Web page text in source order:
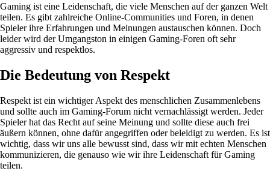
Gaming ist eine Leidenschaft, die viele Menschen auf der ganzen Welt
teilen. Es gibt zahlreiche Online-Communities und Foren, in denen
Spieler ihre Erfahrungen und Meinungen austauschen können. Doch
leider wird der Umgangston in einigen Gaming-Foren oft sehr
aggressiv und respektlos.
Die Bedeutung von Respekt
Respekt ist ein wichtiger Aspekt des menschlichen Zusammenlebens
und sollte auch im Gaming-Forum nicht vernachlässigt werden. Jeder
Spieler hat das Recht auf seine Meinung und sollte diese auch frei
äußern können, ohne dafür angegriffen oder beleidigt zu werden. Es ist
wichtig, dass wir uns alle bewusst sind, dass wir mit echten Menschen
kommunizieren, die genauso wie wir ihre Leidenschaft für Gaming
teilen.